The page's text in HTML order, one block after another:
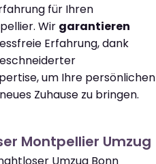
für Ihren
Wir garantieren
Erfahrung, dank
um Ihre persönlichen
Zuhause zu bringen.
Montpellier Umzug
Umzug Bonn